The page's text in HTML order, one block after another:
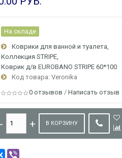
На складе
Коврики для ванной и туалета
Коллекция STRIPE
Коврик д/в EUROBANO STRIPE 60*100
Код товара: Veronika
0 отзывов / Написать отзыв
В КОРЗИНУ